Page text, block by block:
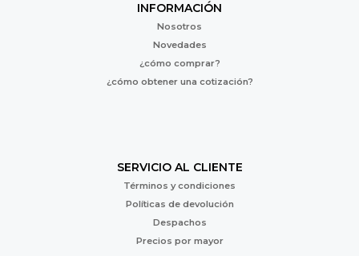
INFORMACIÓN
Nosotros
Novedades
¿cómo comprar?
¿cómo obtener una cotización?
SERVICIO AL CLIENTE
Términos y condiciones
Políticas de devolución
Despachos
Precios por mayor